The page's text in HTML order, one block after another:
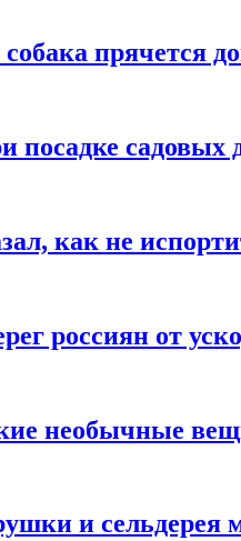
прячется
посадке садовых
как не
россиян от
необычные
и сельдерея